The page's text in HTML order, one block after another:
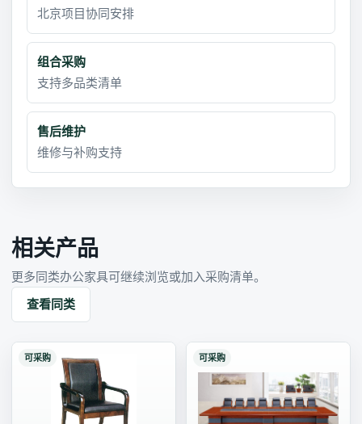
北京项目协同安排
组合采购
支持多品类清单
售后维护
维修与补购支持
相关产品
更多同类办公家具可继续浏览或加入采购清单。
查看同类
可采购 可采购